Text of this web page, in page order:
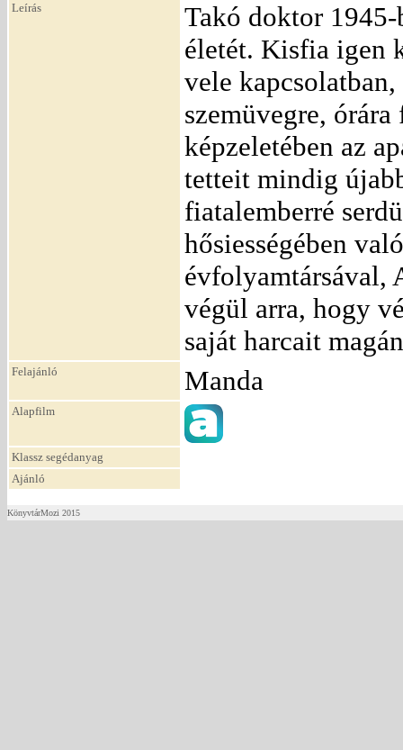
Leírás
Takó doktor 1945-
életét. Kisfia igen
vele
szemüvegre,
képzeletében az
tetteit mindig
fiatalemberré
hősiességében
évfolyamtársával,
végül arra, hogy
saját harcait
Felajánló Manda
Alapfilm
Klassz segédanyag
Ajánló
KönyvtárMozi 2015